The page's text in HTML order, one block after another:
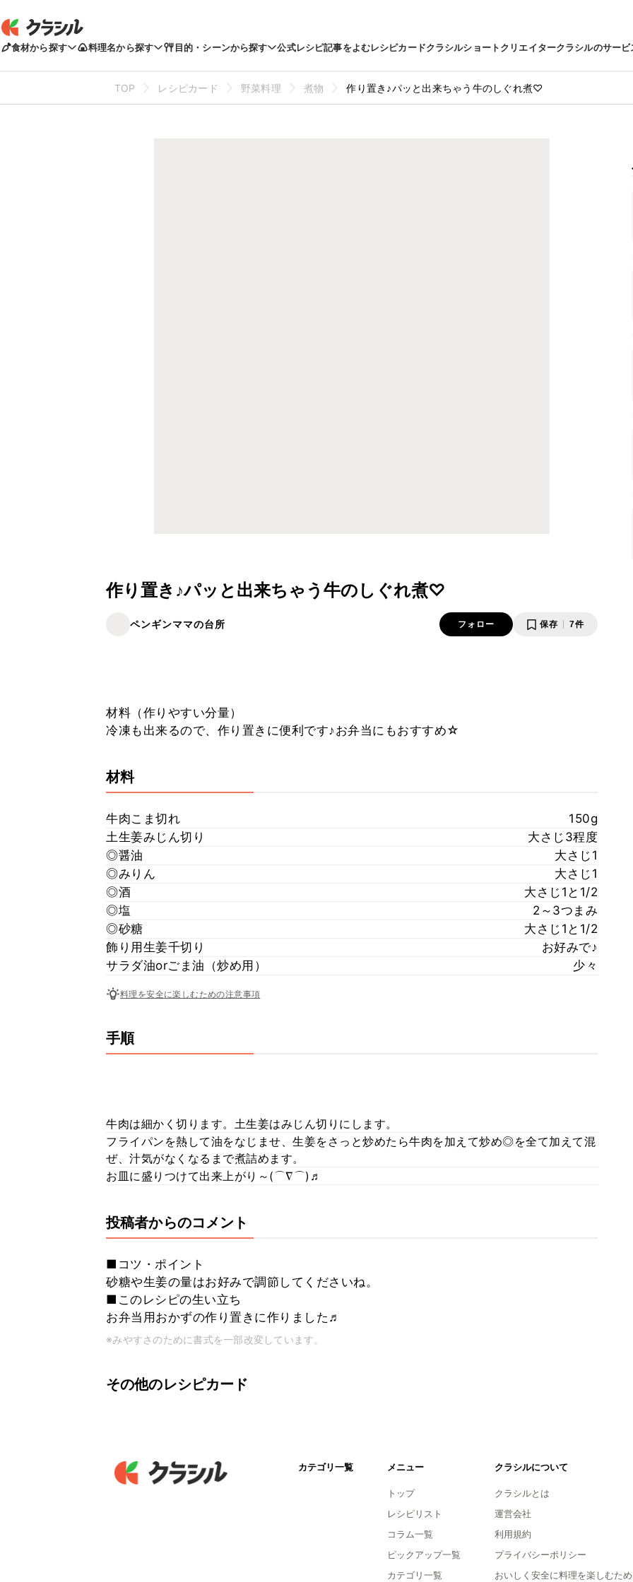
食材から探す 料理名から探す 目的・シーンから探す 公式レシピ記事をよむレシピカードクラシルショートクリエイタークラシルのサービ
TOP レシピカード 野菜料理 煮物 作り置き♪パッと出来ちゃう牛のしぐれ煮♡
作り置き♪パッと出来ちゃう牛のしぐれ煮♡
ペンギンママの台所 フォロー 保存 7件
材料（作りやすい分量）
冷凍も出来るので、作り置きに便利です♪お弁当にもおすすめ☆
材料
牛肉こま切れ
150g
土生姜みじん切り
大さじ3程度
◎醤油
大さじ1
◎みりん
大さじ1
◎酒
大さじ1と1/2
◎塩
2～3つまみ
◎砂糖
大さじ1と1/2
飾り用生姜千切り
お好みで♪
サラダ油orごま油（炒め用）
少々
料理を安全に楽しむための注意事項
手順
牛肉は細かく切ります。土生姜はみじん切りにします。
フライパンを熱して油をなじませ、生姜をさっと炒めたら牛肉を加えて炒め◎を全て加えて混
ぜ、汁気がなくなるまで煮詰めます。
お皿に盛りつけて出来上がり～(⌒∇⌒)♬
投稿者からのコメント
■コツ・ポイント
砂糖や生姜の量はお好みで調節してくださいね。
■このレシピの生い立ち
お弁当用おかずの作り置きに作りました♬
※みやすさのために書式を一部改変しています。
その他のレシピカード
カテゴリ一覧 メニュー
トップ
レシピリスト
コラム一覧
ピックアップ一覧
カテゴリ一覧
クラシルについて
クラシルとは
運営会社
利用規約
プライバシーポリシー
おいしく安全に料理を楽しむため